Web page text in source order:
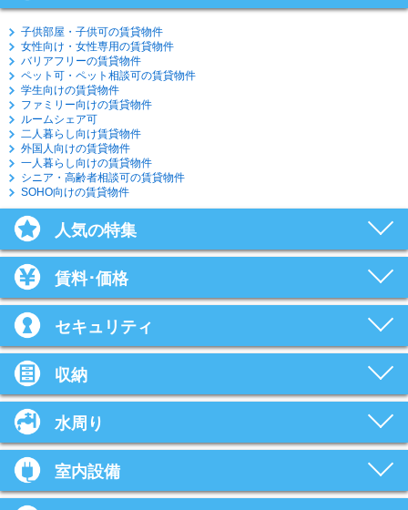
子供部屋・子供可の賃貸物件
女性向け・女性専用の賃貸物件
バリアフリーの賃貸物件
ペット可・ペット相談可の賃貸物件
学生向けの賃貸物件
ファミリー向けの賃貸物件
ルームシェア可
二人暮らし向け賃貸物件
外国人向けの賃貸物件
一人暮らし向けの賃貸物件
シニア・高齢者相談可の賃貸物件
SOHO向けの賃貸物件
人気の特集
賃料･価格
セキュリティ
収納
水周り
室内設備